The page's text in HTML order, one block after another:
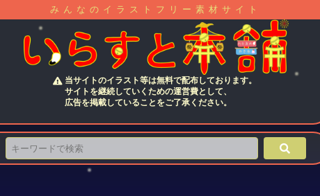
みんなのイラストフリー素材サイト
当サイトのイラスト等は無料で配布しております。
サイトを継続していくための運営費として、
広告を掲載していることをご了承ください。